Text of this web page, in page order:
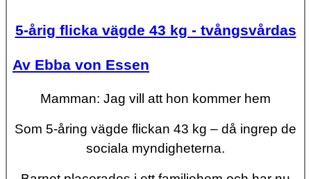
5-årig flicka vägde 43 kg - tvångsvårdas
Av Ebba von Essen
Mamman: Jag vill att hon kommer hem
Som 5-åring vägde flickan 43 kg – då ingrep de
sociala myndigheterna.